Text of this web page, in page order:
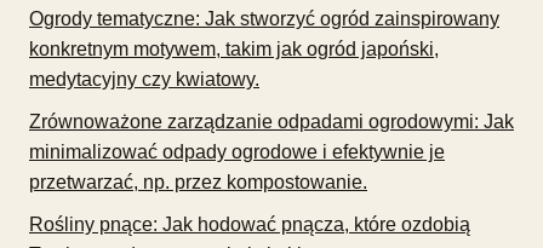
Ogrody tematyczne: Jak stworzyć ogród zainspirowany
konkretnym motywem, takim jak ogród japoński,
medytacyjny czy kwiatowy.
Zrównoważone zarządzanie odpadami ogrodowymi: Jak
minimalizować odpady ogrodowe i efektywnie je
przetwarzać, np. przez kompostowanie.
Rośliny pnące: Jak hodować pnącza, które ozdobią